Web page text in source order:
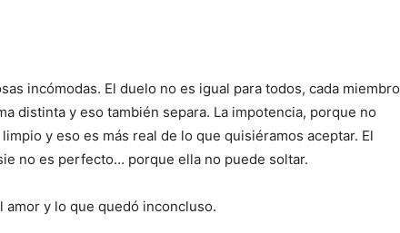
incómodas. El duelo no es igual para todos, cada miembro
distinta y eso también separa. La impotencia, porque no
y eso es más real de lo que quisiéramos aceptar. El
no es perfecto… porque ella no puede soltar.
amor y lo que quedó inconcluso.